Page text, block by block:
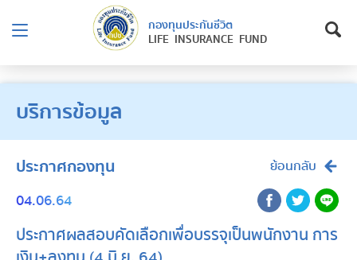
กองทุนประกันชีวิต
LIFE INSURANCE FUND
บริการข้อมูล
ประกาศกองทุน ย้อนกลับ
04.06.64
ประกาศผลสอบคัดเลือกเพื่อบรรจุเป็นพนักงาน การ